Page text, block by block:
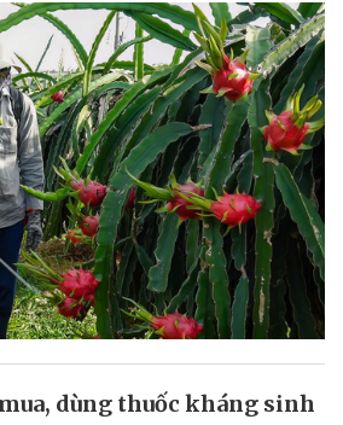
dùng thuốc kháng sinh